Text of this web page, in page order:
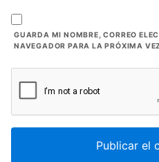
GUARDA MI NOMBRE, CORREO
NAVEGADOR PARA LA PRÓXIMA